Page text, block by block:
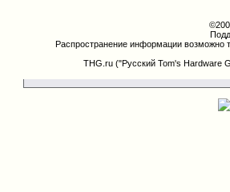
Распространение информации возможно
THG.ru ("Русский Tom's Hardware